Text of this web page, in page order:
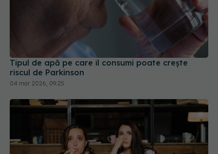
Tipul de apă pe care îl consumi poate crește
riscul de Parkinson
04 mar 2026, 09:25